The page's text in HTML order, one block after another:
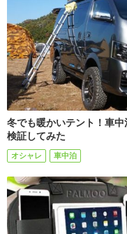
冬でも暖かいテント！車
検証してみた
オシャレ 車中泊